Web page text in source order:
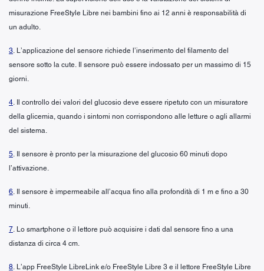
misurazione FreeStyle Libre nei bambini fino ai 12 anni è responsabilità di
un adulto.
3. L’applicazione del sensore richiede l’inserimento del filamento del
sensore sotto la cute. Il sensore può essere indossato per un massimo di 15
giorni.
4. Il controllo dei valori del glucosio deve essere ripetuto con un misuratore
della glicemia, quando i sintomi non corrispondono alle letture o agli allarmi
del sistema.
5. Il sensore è pronto per la misurazione del glucosio 60 minuti dopo
l’attivazione.
6. Il sensore è impermeabile all’acqua fino alla profondità di 1 m e fino a 30
minuti.
7. Lo smartphone o il lettore può acquisire i dati dal sensore fino a una
distanza di circa 4 cm.
8. L’app FreeStyle LibreLink e/o FreeStyle Libre 3 e il lettore FreeStyle Libre